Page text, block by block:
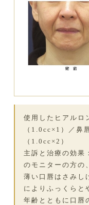
使用したヒアル
（1.0cc×1）／
（1.0cc×2）
主訴と治療の効果
のモニターの方の
薄い口唇はさみし
によりふっくらと
年齢とともに口唇